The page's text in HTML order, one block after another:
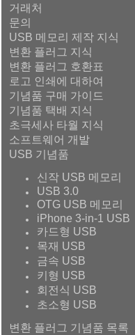
거래처
문의
USB 메모리 제작 지식
변환 플러그 지식
변환 플러그 호환표
로고 인쇄에 대하여
기념품 구매 가이드
기념품 택배 지식
초극세사 타월 지식
소프트웨어 개발
USB 기념품
신작 USB 메모리
USB 3.0
OTG USB 메모리
iPhone 3-in-1 USB
카드형 USB
목재 USB
금속 USB
키형 USB
회전식 USB
초소형 USB
변환 플러그 기념품 목록